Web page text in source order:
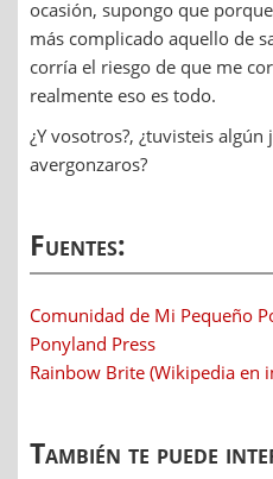
ocasión, supongo que
más complicado aquello de
corría el riesgo de que me
realmente eso es todo.
¿Y vosotros?, ¿tuvisteis
avergonzaros?
Fuentes:
Comunidad de Mi Pequeño
Ponyland Press
Rainbow Brite (Wikipedia en
También te puede